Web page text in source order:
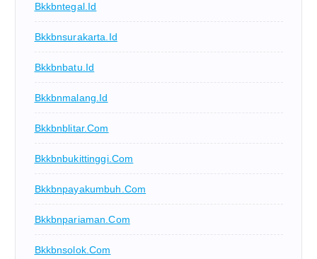
Bkkbntegal.id
Bkkbnsurakarta.id
Bkkbnbatu.id
Bkkbnmalang.id
Bkkbnblitar.com
Bkkbnbukittinggi.com
Bkkbnpayakumbuh.com
Bkkbnpariaman.com
Bkkbnsolok.com